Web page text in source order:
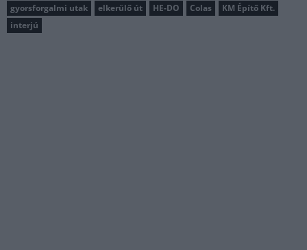
gyorsforgalmi utak elkerülő út HE-DO Colas
KM Építő Kft.
interjú